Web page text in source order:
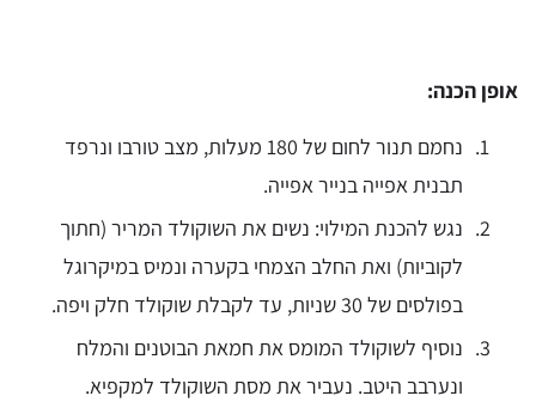
אופן הכנה:
נחמם תנור לחום של 180 מעלות, מצב טורבו ונרפד
תבנית אפייה בנייר אפייה.
נגש להכנת המילוי: נשים את השוקולד המריר (חתוך
לקוביות) ואת החלב הצמחי בקערה ונמיס במיקרוגל
בפולסים של 30 שניות, עד לקבלת שוקולד חלק ויפה.
נוסיף לשוקולד המומס את חמאת הבוטנים והמלח
ונערבב היטב. נעביר את מסת השוקולד למקפיא.